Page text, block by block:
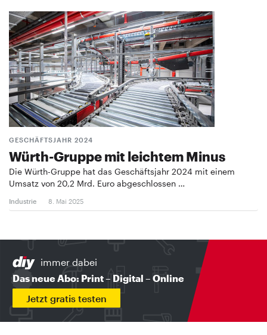
GESCHÄFTSJAHR 2024
Würth-Gruppe mit leichtem Minus
Die Würth-Gruppe hat das Geschäftsjahr 2024 mit einem
Umsatz von 20,2 Mrd. Euro abgeschlossen …
Industrie 8. Mai 2025
immer dabei
Das neue Abo: Print – Digital – Online
Jetzt gratis testen